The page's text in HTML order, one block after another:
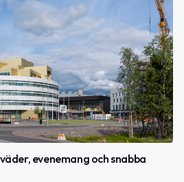
evenemang och snabba